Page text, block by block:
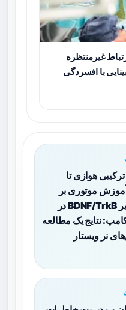
غیرمنتظره
با افسردگی
ترکیبی هوازی تا
موتوری بر
LTP و مسیر BDNF/TrkB در
نتایج یک مطالعه
نر ویستار